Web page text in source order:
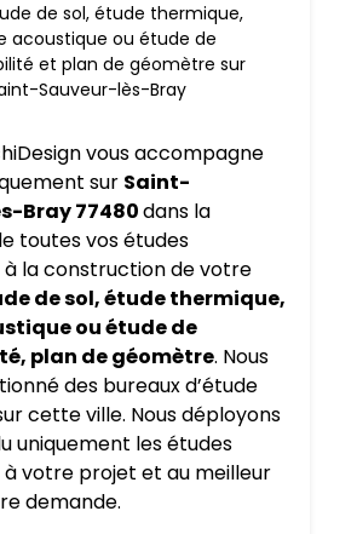
de sol, étude thermique,
acoustique ou étude de
et plan de géomètre sur
Sauveur-lès-Bray
vous accompagne
sur Saint-
Bray 77480dans la
toutes vos études
à la construction de votre
de sol, étude thermique,
ou étude de
plan de géomètre. Nous
des bureaux d’étude
cette ville. Nous déployons
uniquement les études
à votre projet et au meilleur
demande.